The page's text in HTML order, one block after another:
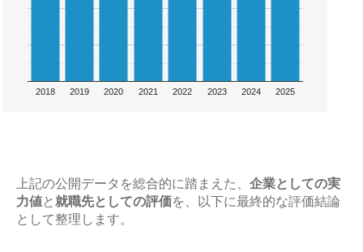
2018 2019 2020 2021 2022 2023 2024 2025
上記の公開データを総合的に踏まえた、 企業としての実
力値と就職先としての評価を、以下に最終的な評価結論
として整理します。